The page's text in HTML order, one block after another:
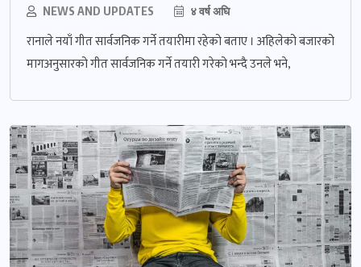
NEWS AND UPDATES ४ वर्ष अघि
रानाले नयाँ गीत सार्वजनिक गर्ने तयारीमा रहेको बताए । अहिलेको बजारको
मागअनुसारको गीत सार्वजनिक गर्ने तयारी गरेको भन्दै उनले भने,